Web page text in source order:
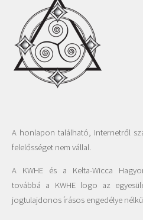
A honlapon található, Internetről
felelősséget nem vállal.
A KWHE és a Kelta-Wicca
továbbá a KWHE logo az
jogtulajdonos írásos engedélye